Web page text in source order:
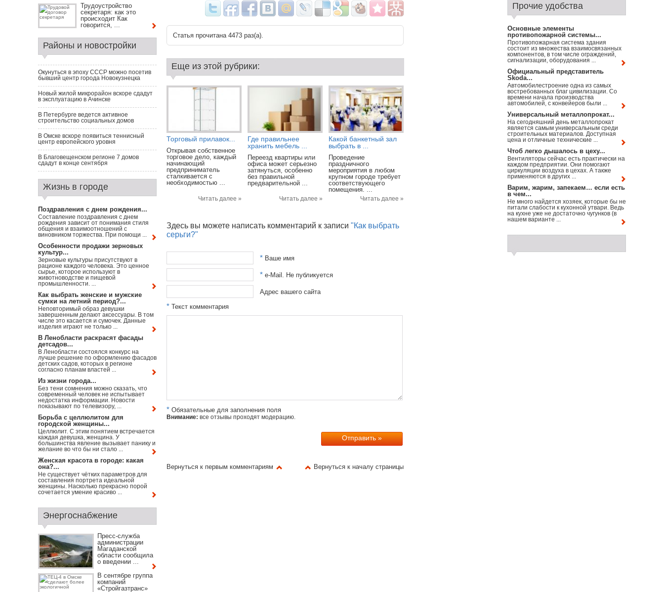
Статья прочитана 4473 раз(a).
Еще из этой рубрики:
Торговый прилавок...
Открывая собственное
торговое дело, каждый
начинающий
предприниматель
сталкивается с
необходимостью ...
Читать далее »
Где правильнее
хранить мебель ...
Переезд квартиры или
офиса может серьезно
затянуться, особенно
без правильной
предварительной ...
Читать далее »
Какой банкетный зал
выбрать в ...
Проведение
праздничного
мероприятия в любом
крупном городе требует
соответствующего
помещения. ...
Читать далее »
Здесь вы можете написать комментарий к записи "Как выбрать
серьги?"
* Ваше имя
* e-Mail. Не публикуется
Адрес вашего сайта
* Текст комментария
* Обязательные для заполнения поля
Внимание: все отзывы проходят модерацию.
Вернуться к первым комментариям Вернуться к началу страницы
Трудоустройство
секретаря: как это
происходит Как
говорится, ...
Районы и новостройки
Окунуться в эпоху СССР можно посетив
бывший центр города Новокузнецка
Новый жилой микрорайон вскоре сдадут
в эксплуатацию в Ачинске
В Петербурге ведется активное
строительство социальных домов
В Омске вскоре появиться теннисный
центр европейского уровня
В Благовещенском регионе 7 домов
сдадут в конце сентября
Жизнь в городе
Поздравления с днем рождения...
Составление поздравления с днем
рождения зависит от понимания стиля
общения и взаимоотношений с
виновником торжества. При помощи ...
Особенности продажи зерновых
культур...
Зерновые культуры присутствуют в
рационе каждого человека. Это ценное
сырье, которое используют в
животноводстве и пищевой
промышленности. ...
Как выбрать женские и мужские
сумки на летний период?...
Неповторимый образ девушки
завершенным делают аксессуары. В том
числе это касается и сумочек. Данные
изделия играют не только ...
В Ленобласти раскрасят фасады
детсадов...
В Ленобласти состоялся конкурс на
лучше решение по оформлению фасадов
детских садов, которых в регионе
согласно планам властей ...
Из жизни города...
Без тени сомнения можно сказать, что
современный человек не испытывает
недостатка информации. Новости
показывают по телевизору, ...
Борьба с целлюлитом для
городской женщины...
Целлюлит. С этим понятием встречается
каждая девушка, женщина. У
большинства явление вызывает панику и
желание во что бы ни стало ...
Женская красота в городе: какая
она?...
Не существует чётких параметров для
составления портрета идеальной
женщины. Насколько прекрасно порой
сочетается умение красиво ...
Энергоснабжение
Пресс-служба
администрации
Магаданской
области сообщила
о введении ...
В сентябре группа
компаний
«Стройгазтранс»
Прочие удобства
Основные элементы
противопожарной системы...
Противопожарная система здания
состоит из множества взаимосвязанных
компонентов, в том числе ограждений,
сигнализации, оборудования ...
Официальный представитель
Skoda...
Автомобилестроение одна из самых
востребованных благ цивилизации. Со
времени начала производства
автомобилей, с конвейеров были ...
Универсальный металлопрокат...
На сегодняшний день металлопрокат
является самым универсальным среди
строительных материалов. Доступная
цена и отличные технические ...
Чтоб легко дышалось в цеху...
Вентиляторы сейчас есть практически на
каждом предприятии. Они помогают
циркуляции воздуха в цехах. А также
применяются в других ...
Варим, жарим, запекаем… если есть
в чем...
Не много найдется хозяек, которые бы не
питали слабости к кухонной утвари. Ведь
на кухне уже не достаточно чугунков (в
нашем варианте ...